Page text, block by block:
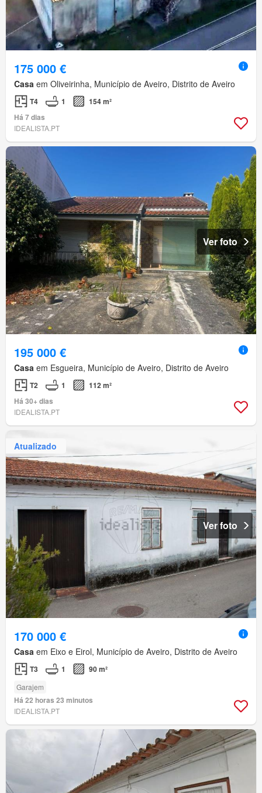
175 000 €
Casa em Oliveirinha, Município de Aveiro, Distrito de Aveiro
T4 1
154 m²
Há 7 dias
IDEALISTA.PT
Ver foto
195 000 €
Casa em Esgueira, Município de Aveiro, Distrito de Aveiro
T2 1
112 m²
Há 30+ dias
IDEALISTA.PT
Atualizado
Ver foto
170 000 €
Casa em Eixo e Eirol, Município de Aveiro, Distrito de Aveiro
T3 1 90 m²
Garajem
Há 22 horas 23 minutos
IDEALISTA.PT